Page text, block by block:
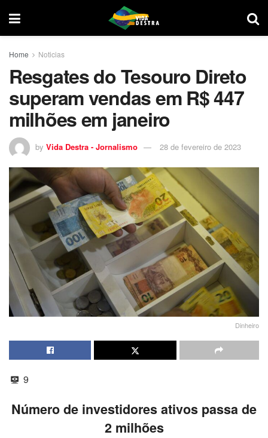
Home Noticias
Resgates do Tesouro Direto
superam vendas em R$ 447
milhões em janeiro
by Vida Destra - Jornalismo 28 de fevereiro de 2023
Dinheiro
9
Número de investidores ativos passa de
2 milhões